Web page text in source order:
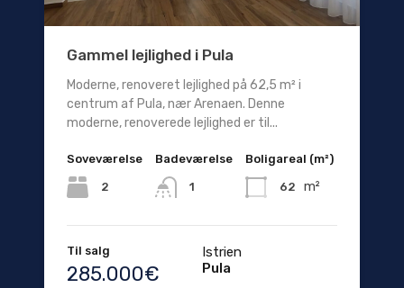
Gammel lejlighed i Pula
Moderne, renoveret lejlighed på 62,5 m² i
centrum af Pula, nær Arenaen. Denne
moderne, renoverede lejlighed er til...
Soveværelse
2
Badeværelse
1
Boligareal (m²)
62 m²
Til salg
285.000€
Istrien
Pula